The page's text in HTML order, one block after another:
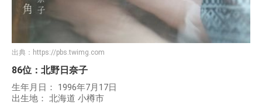
出典： https://pbs.twimg.com
86位：北野日奈子
生年月日： 1996年7月17日
出生地： 北海道 小樽市